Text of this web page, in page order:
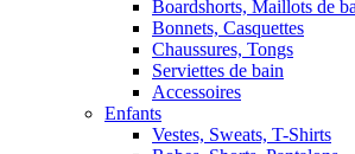
Boardshorts, Maillots de
Bonnets, Casquettes
Chaussures, Tongs
Serviettes de bain
Accessoires
Enfants
Vestes, Sweats, T-Shirts